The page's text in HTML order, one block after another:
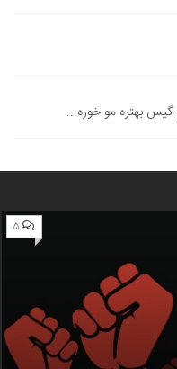
گیس بهتره مو خوره...
۵